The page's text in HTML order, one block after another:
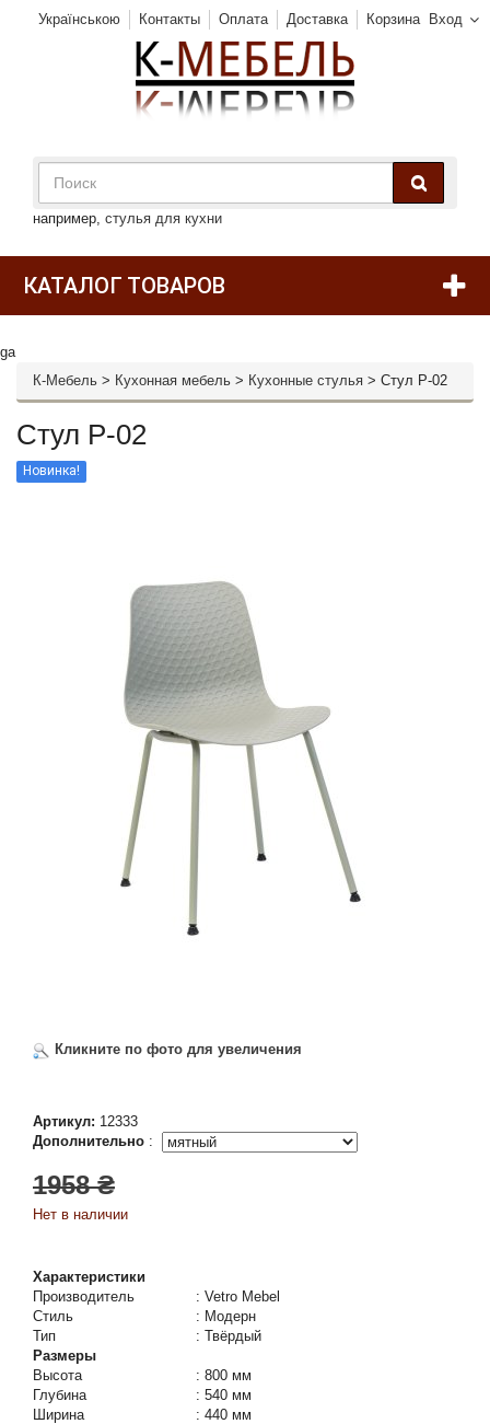
Вход
Українською Контакты Оплата Доставка Корзина
например, стулья для кухни
КАТАЛОГ ТОВАРОВ
ga
К-Мебель > Кухонная мебель > Кухонные стулья > Стул P-02
Стул P-02
Новинка!
Кликните по фото для увеличения
Артикул: 12333
Дополнительно :
1958 ₴
Нет в наличии
Характеристики
Производитель
: Vetro Mebel
Стиль
: Модерн
Тип
: Твёрдый
Размеры
Высота
: 800 мм
Глубина
: 540 мм
Ширина
: 440 мм